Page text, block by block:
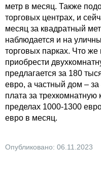
метр в месяц. Также
торговых центрах, и
месяц за квадратный
наблюдается и на
торговых парках. Что же
приобрести
предлагается за 180
евро, а частный дом –
плата за трехкомнатную
пределах 1000-1300
евро в месяц.
Опубликовано: 06.11.2023